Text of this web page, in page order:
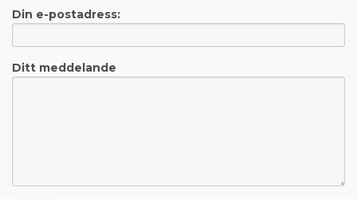
Din e-postadress:
Ditt meddelande